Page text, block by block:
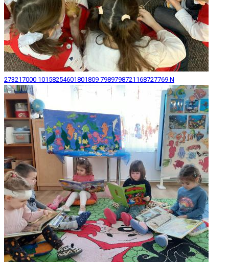
273217000 10158254601801809 7989798721168727769 N